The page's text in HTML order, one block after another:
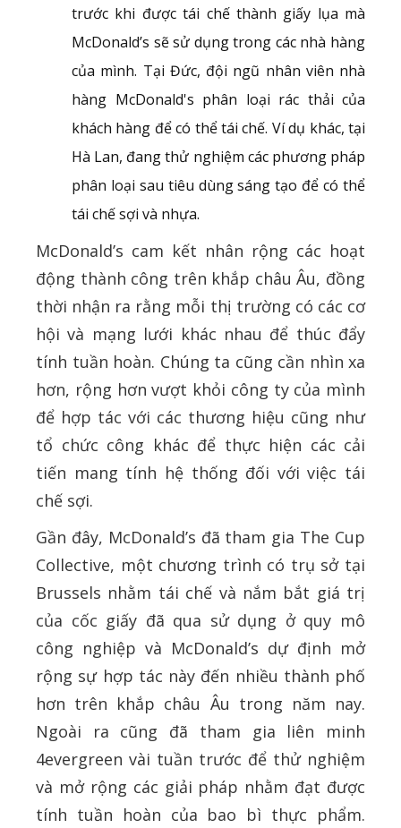
trước khi được tái chế thành giấy lụa mà
McDonald’s sẽ sử dụng trong các nhà hàng
của mình. Tại Đức, đội ngũ nhân viên nhà
hàng McDonald's phân loại rác thải của
khách hàng để có thể tái chế. Ví dụ khác, tại
Hà Lan, đang thử nghiệm các phương pháp
phân loại sau tiêu dùng sáng tạo để có thể
tái chế sợi và nhựa.
McDonald’s cam kết nhân rộng các hoạt
động thành công trên khắp châu Âu, đồng
thời nhận ra rằng mỗi thị trường có các cơ
hội và mạng lưới khác nhau để thúc đẩy
tính tuần hoàn. Chúng ta cũng cần nhìn xa
hơn, rộng hơn vượt khỏi công ty của mình
để hợp tác với các thương hiệu cũng như
tổ chức công khác để thực hiện các cải
tiến mang tính hệ thống đối với việc tái
chế sợi.
Gần đây, McDonald’s đã tham gia The Cup
Collective, một chương trình có trụ sở tại
Brussels nhằm tái chế và nắm bắt giá trị
của cốc giấy đã qua sử dụng ở quy mô
công nghiệp và McDonald’s dự định mở
rộng sự hợp tác này đến nhiều thành phố
hơn trên khắp châu Âu trong năm nay.
Ngoài ra cũng đã tham gia liên minh
4evergreen vài tuần trước để thử nghiệm
và mở rộng các giải pháp nhằm đạt được
tính tuần hoàn của bao bì thực phẩm.